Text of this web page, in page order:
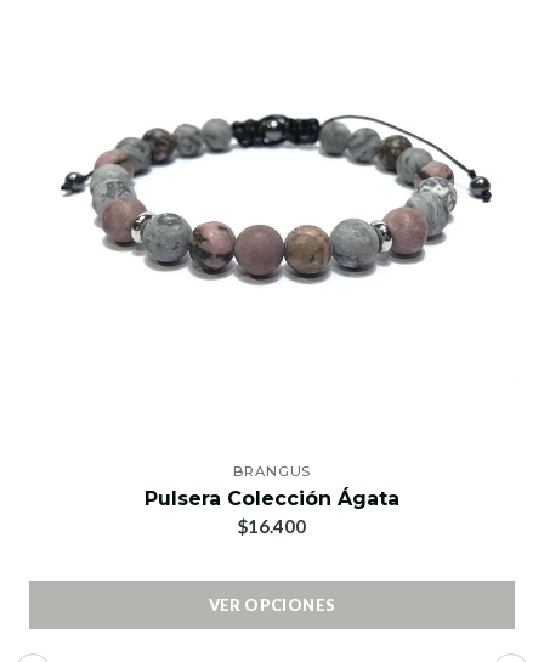
BRANGUS
Pulsera Colección Ágata
$16.400
VER OPCIONES